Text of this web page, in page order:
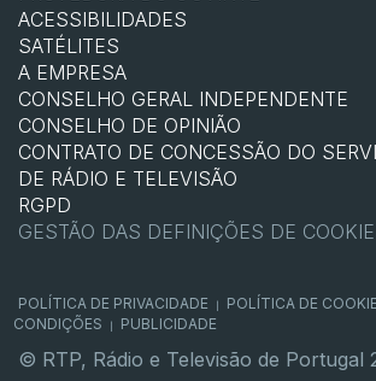
ACESSIBILIDADES
SATÉLITES
A EMPRESA
CONSELHO GERAL INDEPENDENTE
CONSELHO DE OPINIÃO
CONTRATO DE CONCESSÃO DO
DE RÁDIO E TELEVISÃO
RGPD
GESTÃO DAS DEFINIÇÕES DE
POLÍTICA DE PRIVACIDADE POLÍTICA DE
CONDIÇÕES
PUBLICIDADE
© RTP, Rádio e Televisão de Portugal